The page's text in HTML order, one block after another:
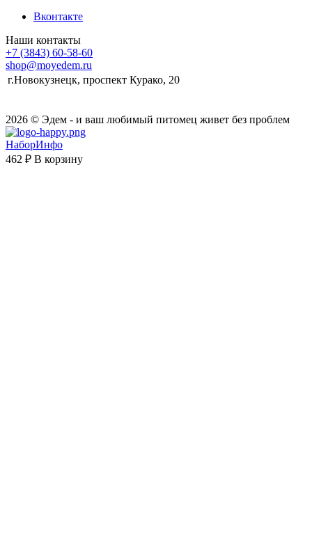
Вконтакте
Наши контакты
+7 (3843) 60-58-60
shop@moyedem.ru
г.Новокузнецк, проспект Курако, 20
2026 © Эдем - и ваш любимый питомец живет без проблем
НаборИнфо
462 ₽ В корзину